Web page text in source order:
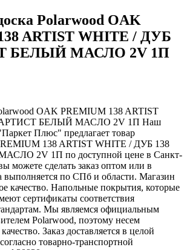
Polarwood OAK
ARTIST WHITE / ДУБ
БЕЛЫЙ МАСЛО 2V 1П
OAK PREMIUM 138 ARTIST
АРТИСТ БЕЛЫЙ МАСЛО 2V 1П Наш
Плюс" предлагает товар
138 ARTIST WHITE / ДУБ 138
2V 1П по доступной цене в Санкт-
можете сделать заказ оптом или в
выполняется по СПб и области. Магазин
качество. Напольные покрытия, которые
сертификаты соответствия
Мы являемся официальным
Polarwood, поэтому несем
Заказ доставляется в целой
товарно-транспортной